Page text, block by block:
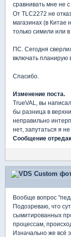
сравнивать мне не
От TLC2272 не
магазинах (в Китае
только симили или
ПС. Сегодня
включать планирую
Спасибо.
Изменение поста.
TrueVAL, вы
бы разница в
неправильно
нет, запутаться я
Сообщение
Вообще вопрос
Подозреваю, что
сымитированных
процессам,
Изначально же всё